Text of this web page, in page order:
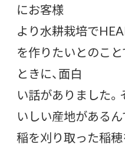
にお客様
より水耕栽培で
を作りたいとのこ
ときに、面白
い話がありました。
いしい産地があるん
稲を刈り取った稲